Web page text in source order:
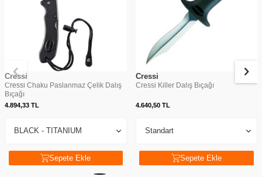
Cressi
Cressi Chaku Paslanmaz Çelik Dalış
Bıçağı
4.894,33 TL
Sepete Ekle
Cressi
Cressi Killer Dalış Bıçağı
4.640,50TL
Sepete Ekle